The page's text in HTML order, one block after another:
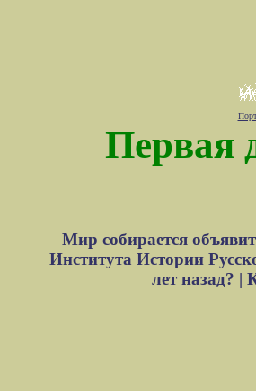
Первая
Мир собирается
Института Истории
лет назад? |